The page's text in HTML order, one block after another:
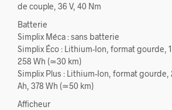
de couple, 36 V, 40 Nm
Batterie
Simplix Méca : sans batterie
Simplix Éco : Lithium-Ion, format gourde,
258 Wh (≃30 km)
Simplix Plus : Lithium-Ion, format gourde,
Ah, 378 Wh (≃50 km)
Afficheur